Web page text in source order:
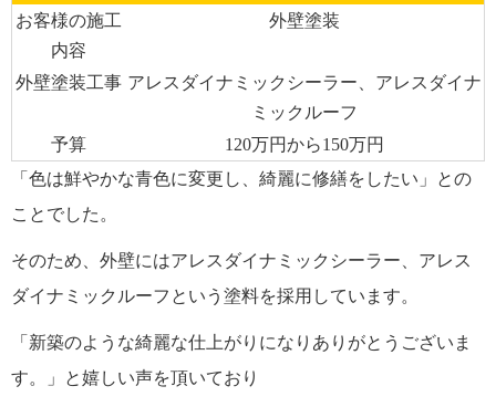
お客様の施工
内容
外壁塗装
外壁塗装工事 アレスダイナミックシーラー、アレスダイナ
ミックルーフ
予算
120万円から150万円
「色は鮮やかな青色に変更し、綺麗に修繕をしたい」との
ことでした。
そのため、外壁にはアレスダイナミックシーラー、アレス
ダイナミックルーフという塗料を採用しています。
「新築のような綺麗な仕上がりになりありがとうございま
す。」と嬉しい声を頂いており